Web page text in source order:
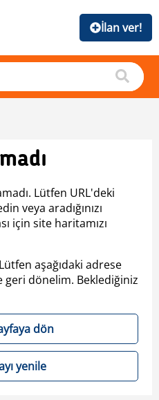
İlan ver!
Lütfen URL'deki
veya aradığınızı
için site haritamızı
aşağıdaki adrese
dönelim. Beklediğiniz
dön
yenile